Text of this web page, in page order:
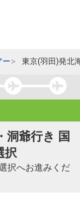
ー 東京(羽田)発北
洞爺行き 国
択
択へお進みくだ